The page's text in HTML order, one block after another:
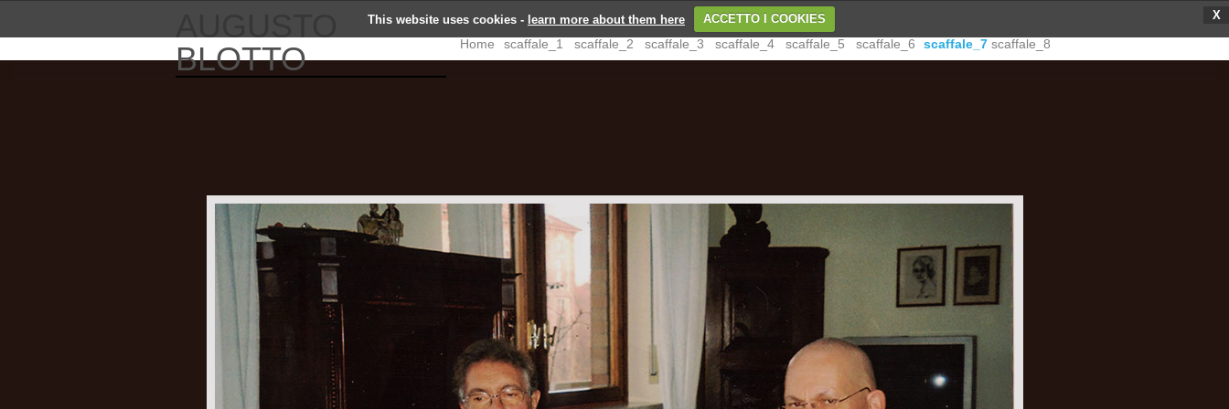
This website uses cookies - learn more about them here ACCETTO I COOKIES X
BLOTTO
Home scaffale_1 scaffale_2 scaffale_3 scaffale_4 scaffale_5 scaffale_6 scaffale_7 scaffale_8